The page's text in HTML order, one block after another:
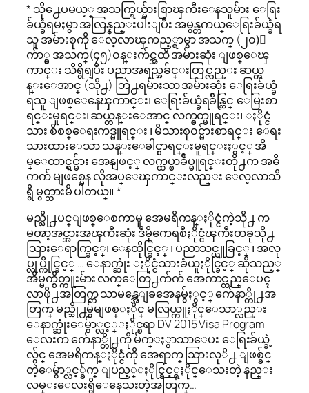
* သို႕ေပမယ့္ အသက္ရြယ္မ်ားစြာၾကီးေနသူမ်ား ေရြး
ခ်ယ္ခံရမႈမွာ အလြန္နည္းပါးျပီး အမွန္တကယ္ေရြးခ်ယ္ခံရ
သူ အမ်ားစုကို ေလ့လာၾကည့္ရာမွာ အသက္ (၂၀)ေ
က်ာ္မွ အသက္(၄၅)၀န္းက်င္အထိ အမ်ားဆုံး ျဖစ္ေၾ
ကာင္း သိရွိရျပီး ပညာအရည္အခ်င္းတြင္လည္း ဆယ္တ
န္းေအာင္ (သို႕) ဘြဲ႕ရမ်ားသာ အမ်ားဆုံး ေရြးခ်ယ္ခံ
ရသူ ျဖစ္ေနေၾကာင္း၊ ေရြးခ်ယ္ခံရခ်ိန္တြင္ ေမြးစာ
ရင္းမူရင္း၊ ဆယ္တန္းေအာင္ လက္မွတ္မူရင္း၊ ႏိုင္ငံ
သား စိစစ္ေရးကဒ္မူရင္း ၊ မိသားစု၀င္မ်ားစာရင္း ေရး
သားထားေသာ သန္းေခါင္စာရင္းမူရင္းႏွင့္ အိ
မ္ေထာင္ရွင္မ်ား အေနျဖင့္ လက္ထပ္စာခ်ဳပ္မူရင္းတို႕က အဓိ
ကက် မျဖစ္မေန လိုအပ္ေၾကာင္းလည္း ေလ့လာသိ
ရွိ မွတ္သားမိ ပါတယ္။ *
မည္သို႕ပင္ျဖစ္ေစကာမူ အေမရိကန္ႏိုင္ငံကဲ့သို႕ က
မၻာ့အင္အားအၾကီးဆုံး ဒီမိုကေရစီႏိုင္ငံၾကီးတခုသို႕
သြားေရာက္ခြင့္၊ ေနထိုင္ခြင့္ ၊ ပညာသင္ယူခြင့္ ၊ အလု
ပ္လုပ္ကိုင္ခြင့္ … ေနာက္ဆုံး ႏိုင္ငံသားခံယူႏိုင္ခြင့္ ဆိုသည့္
အိမ္မက္စိတ္ကူးမ်ား လက္ေတြ႕က်က် အေကာင္ထည္ေပၚ
လာဖို႕အတြက္က သာမန္အေျခအေနမွ်ႏွင့္ က်ေနာ္တို႕အ
တြက္ မည္သို႕မွ်မျဖစ္ႏိုင္ မလြယ္ကူႏိုင္ေသာ္လည္း
ေနာက္ဆုံးေမွ်ာ္လင့္ႏိုင္စရာ DV 2015 Visa Program
ေလးက က်ေနာ္တို႕ကို မ်က္ႏွာသာေပး ေရြးခ်ယ္ခဲ့
လွ်င္ အေမရိကန္ႏိုင္ငံကို အေရာက္ သြားလုိ႕ ျဖစ္ခ်င္
တဲ့ေမွ်ာ္လင့္ခ်က္ ျပည့္ႏိုင္ခြင့္ရႏိုင္ေသးတဲ့ နည္း
လမ္းေလးရွိေနေသးတဲ့အတြက္…